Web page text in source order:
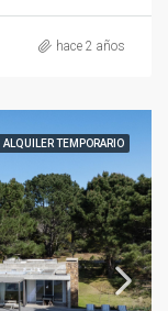
hace 2 años
ALQUILER TEMPORARIO